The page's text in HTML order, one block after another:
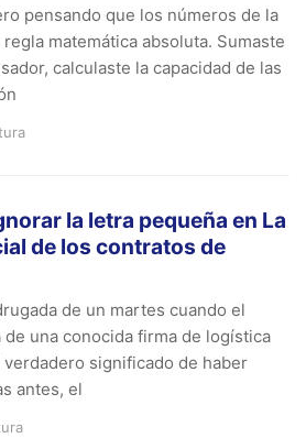
pensando que los números de la
matemática absoluta. Sumaste
calculaste la capacidad de las
la letra pequeña en La
de los contratos de
de un martes cuando el
una conocida firma de logística
significado de haber
antes, el